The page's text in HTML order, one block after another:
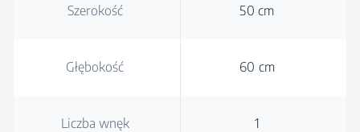
Szerokość 50 cm
Głębokość 60 cm
Liczba wnęk 1